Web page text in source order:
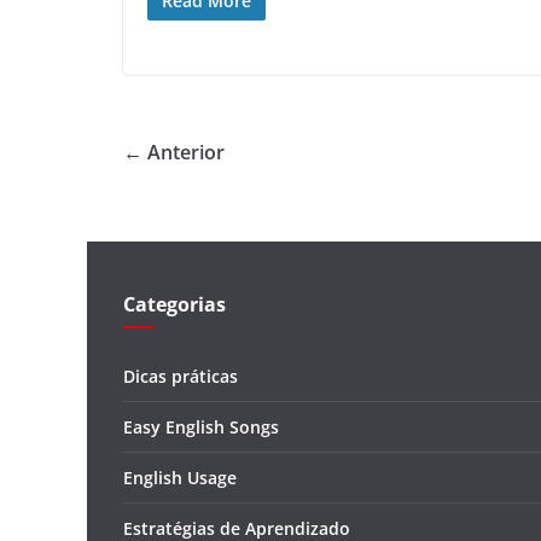
← Anterior
Categorias
Dicas práticas
Easy English Songs
English Usage
Estratégias de Aprendizado